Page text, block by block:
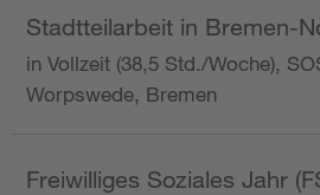
Stadtteilarbeit in Bremen-
in Vollzeit (38,5 Std./Woche),
Worpswede, Bremen
Freiwilliges Soziales Jahr